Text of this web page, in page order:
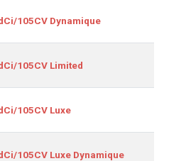
105CV Dynamique
105CV Limited
105CV Luxe
105CV Luxe Dynamique